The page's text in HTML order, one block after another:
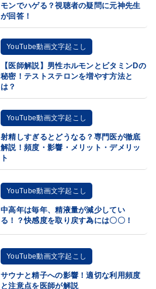
モンでハゲる？視聴者の疑問に元神先生
が回答！
YouTube動画文字起こし
【医師解説】男性ホルモンとビタミンDの
秘密！テストステロンを増やす方法と
は？
YouTube動画文字起こし
射精しすぎるとどうなる？専門医が徹底
解説！頻度・影響・メリット・デメリッ
ト
YouTube動画文字起こし
中高年は毎年、精液量が減少してい
る！？快感度を取り戻す為には〇〇！
YouTube動画文字起こし
サウナと精子への影響！適切な利用頻度
と注意点を医師が解説